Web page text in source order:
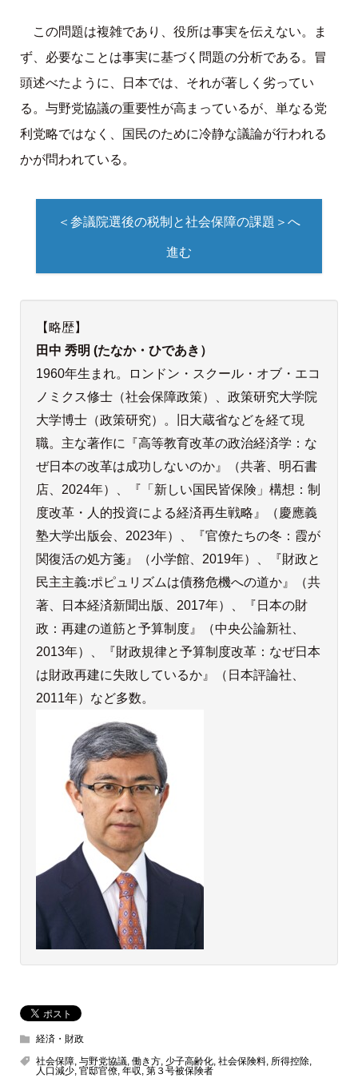
この問題は複雑であり、役所は事実を伝えない。ま
ず、必要なことは事実に基づく問題の分析である。冒
頭述べたように、日本では、それが著しく劣ってい
る。与野党協議の重要性が高まっているが、単なる党
利党略ではなく、国民のために冷静な議論が行われる
かが問われている。
＜参議院選後の税制と社会保障の課題＞へ
進む
【略歴】
田中 秀明 (たなか・ひであき）
1960年生まれ。ロンドン・スクール・オブ・エコ
ノミクス修士（社会保障政策）、政策研究大学院
大学博士（政策研究）。旧大蔵省などを経て現
職。主な著作に『高等教育改革の政治経済学：な
ぜ日本の改革は成功しないのか』（共著、明石書
店、2024年）、『「新しい国民皆保険」構想：制
度改革・人的投資による経済再生戦略』（慶應義
塾大学出版会、2023年）、『官僚たちの冬：霞が
関復活の処方箋』（小学館、2019年）、『財政と
民主主義:ポピュリズムは債務危機への道か』（共
著、日本経済新聞出版、2017年）、『日本の財
政：再建の道筋と予算制度』（中央公論新社、
2013年）、『財政規律と予算制度改革：なぜ日本
は財政再建に失敗しているか』（日本評論社、
2011年）など多数。
経済・財政
社会保障, 与野党協議 働き方, 少子高齢化, 社会保険料, 所得控除,
人口減少, 官邸官僚, 年収 第３号被保険者